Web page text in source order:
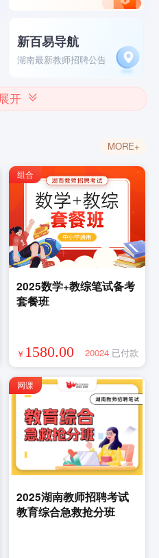
新百易导航
湖南最新教师招聘公告
开
MORE+
组合
2025数学+教综笔试备考
套餐班
￥ 1580.00 20024 已付款
网课
2025湖南教师招聘考试
教育综合急救抢分班